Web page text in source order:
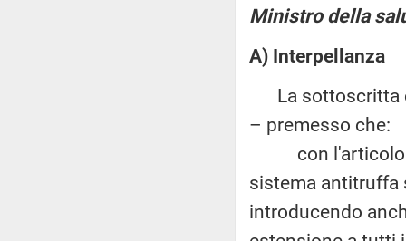
Ministro della
A) Interpellanza
La sottoscritta
– premesso che:
con l'articolo
sistema antitruffa
introducendo